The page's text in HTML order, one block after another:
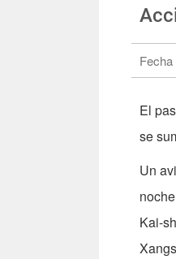
El
se
Un
Kai-